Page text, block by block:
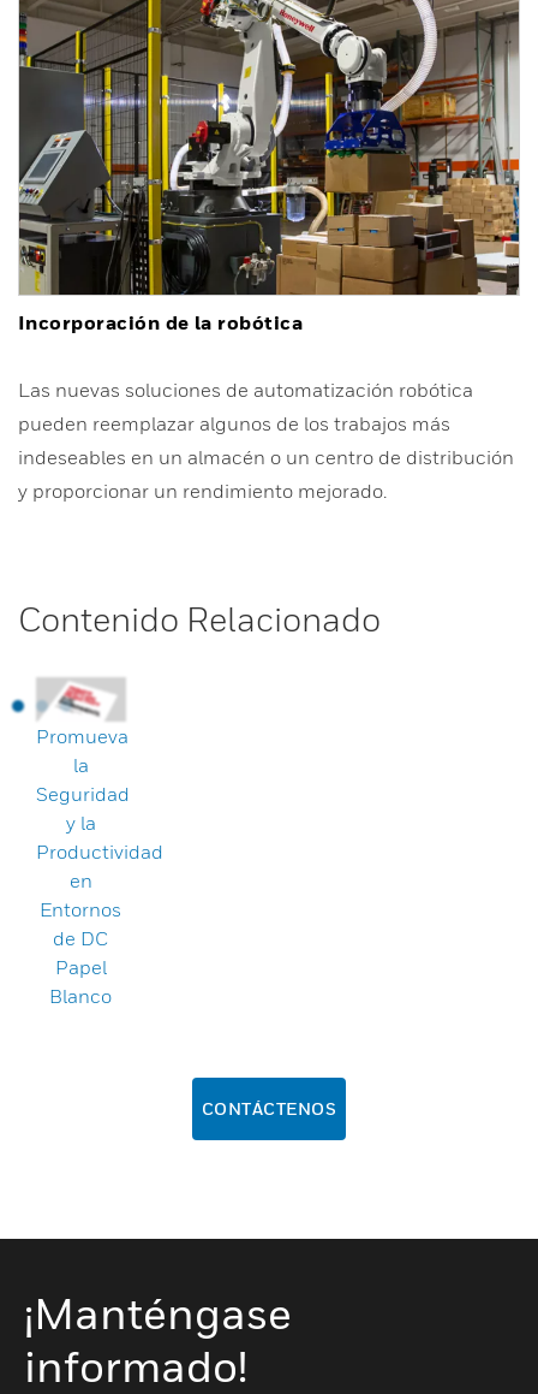
Incorporación de la robótica
Las nuevas soluciones de automatización robótica
pueden reemplazar algunos de los trabajos más
indeseables en un almacén o un centro de distribución
y proporcionar un rendimiento mejorado.
Contenido Relacionado
Promueva
la
Seguridad
y la
Productividad
en
Entornos
de DC
Papel
Blanco
CONTÁCTENOS
¡Manténgase
informado!